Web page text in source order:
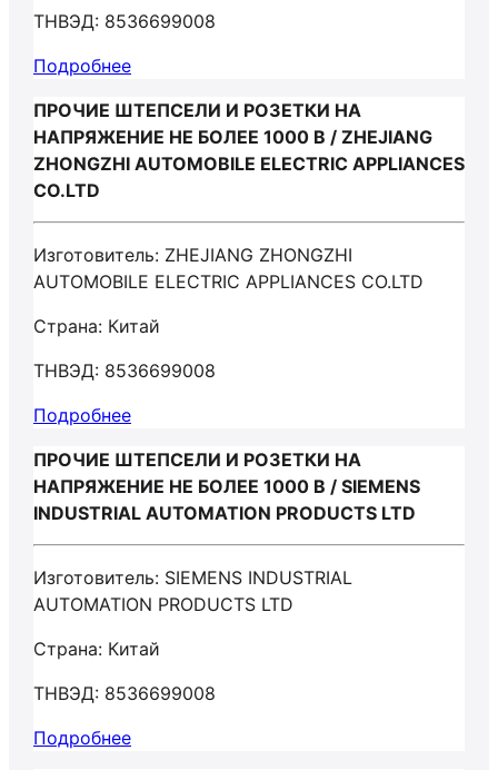
ТНВЭД: 8536699008
Подробнее
ПРОЧИЕ ШТЕПСЕЛИ И РОЗЕТКИ НА
НАПРЯЖЕНИЕ НЕ БОЛЕЕ 1000 В / ZHEJIANG
ZHONGZHI AUTOMOBILE ELECTRIC APPLIANCES
CO.LTD
Изготовитель: ZHEJIANG ZHONGZHI
AUTOMOBILE ELECTRIC APPLIANCES CO.LTD
Страна: Китай
ТНВЭД: 8536699008
Подробнее
ПРОЧИЕ ШТЕПСЕЛИ И РОЗЕТКИ НА
НАПРЯЖЕНИЕ НЕ БОЛЕЕ 1000 В / SIEMENS
INDUSTRIAL AUTOMATION PRODUCTS LTD
Изготовитель: SIEMENS INDUSTRIAL
AUTOMATION PRODUCTS LTD
Страна: Китай
ТНВЭД: 8536699008
Подробнее